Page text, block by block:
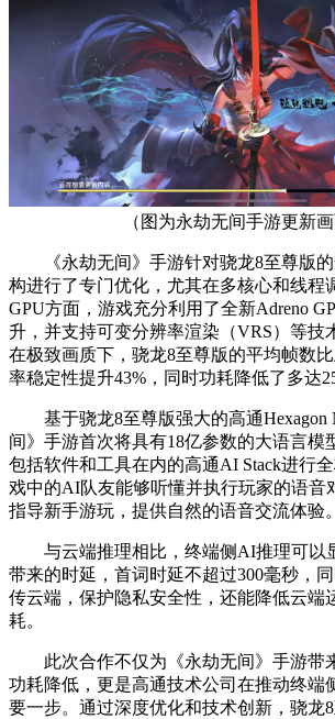
（图为永劫无间手游更新画
《永劫无间》手游针对骁龙8至尊版的
构进行了专门优化，尤其在多核心和线程
GPU方面，游戏充分利用了全新Adreno
升，并支持可变分辨率渲染（VRS）等技
在极致画质下，骁龙8至尊版的平均帧数
率稳定性提升43%，同时功耗降低了多达
基于骁龙8至尊版强大的高通Hexagon
间》手游首次将具有18亿参数的大语言模
包括软件和工具在内的高通AI Stack进行
戏中的AI队友能够听懂并执行玩家的语音
指导新手游玩，提供自然的语音交流体验。
与云端推理相比，终端侧AI推理可以
带来的时延，首词时延不超过300毫秒，
传云端，保护隐私安全性，还能降低云端
耗。
此次合作不仅为《永劫无间》手游带
功耗降低，更是高通技术公司在推动终端
要一步。通过深度优化和技术创新，骁龙